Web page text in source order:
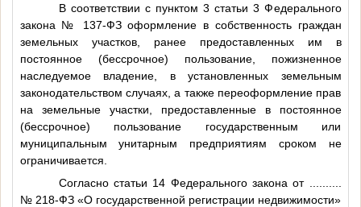
В соответствии с пунктом 3 статьи 3 Федерального
закона № 137-ФЗ оформление в собственность граждан
земельных участков, ранее предоставленных им в
постоянное (бессрочное) пользование, пожизненное
наследуемое владение, в установленных земельным
законодательством случаях, а также переоформление прав
на земельные участки, предоставленные в постоянное
(бессрочное) пользование государственным или
муниципальным унитарным предприятиям сроком не
ограничивается.
Согласно статьи 14 Федерального закона от
№ 218-ФЗ «О государственной регистрации недвижимости»